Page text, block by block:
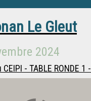
Le Gleut
2024
- TABLE